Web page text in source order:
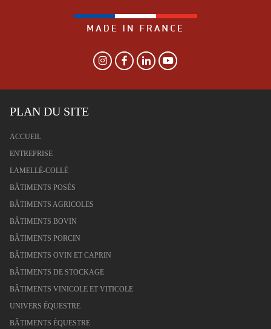
PLAN DU SITE
ACCUEIL
ENTREPRISE
LAMELLÉ-COLLÉ
BÂTIMENTS POSÉS
BÂTIMENTS AGRICOLES
BÂTIMENTS BOVIN
BÂTIMENTS PORCIN
BÂTIMENTS OVIN ET CAPRIN
BÂTIMENTS DE STOCKAGE
BÂTIMENTS VINICOLE ET VITICOLE
UNIVERS ÉQUESTRE
BÂTIMENTS ÉQUESTRE